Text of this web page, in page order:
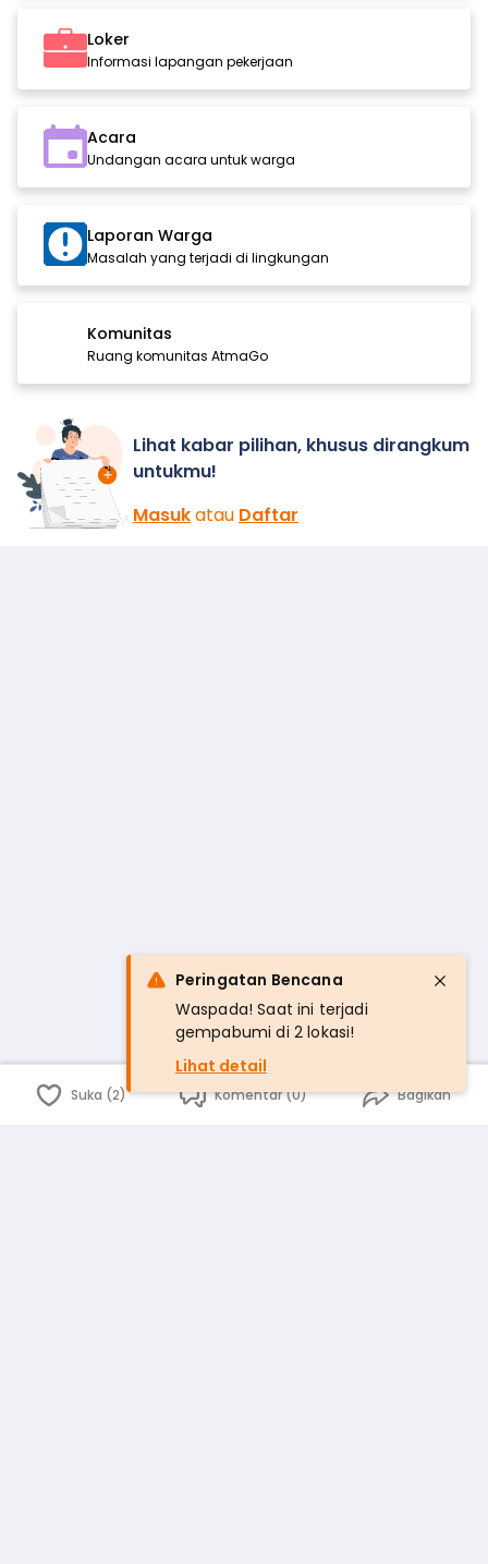
Loker
Informasi lapangan pekerjaan
Acara
Undangan acara untuk warga
Laporan Warga
Masalah yang terjadi di lingkungan
Komunitas
Ruang komunitas AtmaGo
Lihat kabar pilihan, khusus dirangkum
untukmu!
Masukatau Daftar
Suka (2) Komentar (0) Bagikan
Peringatan Bencana
Waspada! Saat ini terjadi
gempabumi di 2 lokasi!
Lihat detail